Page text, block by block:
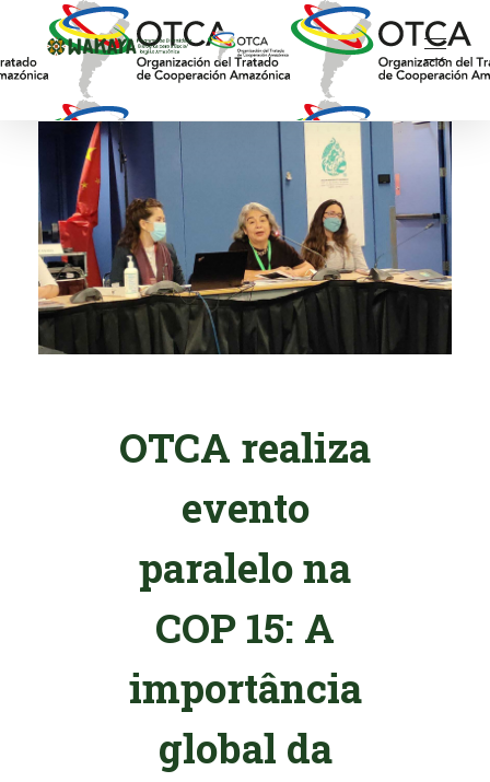
Wakaya - Programa de Diversidade Biológica para a Bacia/Região Amazônica
OTCA realiza
evento
paralelo na
COP 15: A
importância
global da